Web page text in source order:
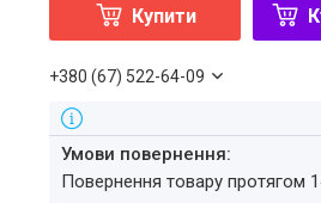
Купити
+380 (67) 522-64-09
повернення товару протягом